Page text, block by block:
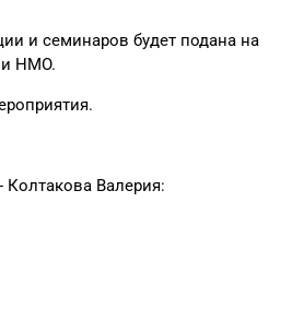
и семинаров будет подана на
НМО.
Колтакова Валерия: